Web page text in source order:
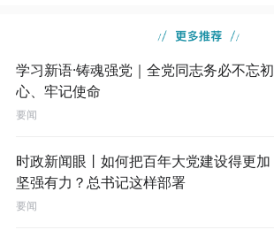
学习新语·铸魂强党｜全党同志务必不忘初
心、牢记使命
要闻
时政新闻眼丨如何把百年大党建设得更加
坚强有力？总书记这样部署
要闻